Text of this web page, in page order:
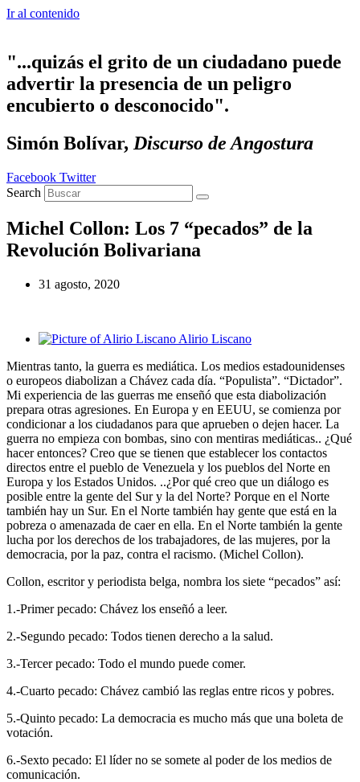
Ir al contenido
"...quizás el grito de un ciudadano puede
advertir la presencia de un peligro
encubierto o desconocido".
Simón Bolívar, Discurso de Angostura
Facebook Twitter
Search
Michel Collon: Los 7 “pecados” de la
Revolución Bolivariana
31 agosto, 2020
Alirio Liscano
Mientras tanto, la guerra es mediática. Los medios estadounidenses
o europeos diabolizan a Chávez cada día. “Populista”. “Dictador”.
Mi experiencia de las guerras me enseñó que esta diabolización
prepara otras agresiones. En Europa y en EEUU, se comienza por
condicionar a los ciudadanos para que aprueben o dejen hacer. La
guerra no empieza con bombas, sino con mentiras mediáticas.. ¿Qué
hacer entonces? Creo que se tienen que establecer los contactos
directos entre el pueblo de Venezuela y los pueblos del Norte en
Europa y los Estados Unidos. ..¿Por qué creo que un diálogo es
posible entre la gente del Sur y la del Norte? Porque en el Norte
también hay un Sur. En el Norte también hay gente que está en la
pobreza o amenazada de caer en ella. En el Norte también la gente
lucha por los derechos de los trabajadores, de las mujeres, por la
democracia, por la paz, contra el racismo. (Michel Collon).
Collon, escritor y periodista belga, nombra los siete “pecados” así:
1.-Primer pecado: Chávez los enseñó a leer.
2.-Segundo pecado: Todos tienen derecho a la salud.
3.-Tercer pecado: Todo el mundo puede comer.
4.-Cuarto pecado: Chávez cambió las reglas entre ricos y pobres.
5.-Quinto pecado: La democracia es mucho más que una boleta de
votación.
6.-Sexto pecado: El líder no se somete al poder de los medios de
comunicación.